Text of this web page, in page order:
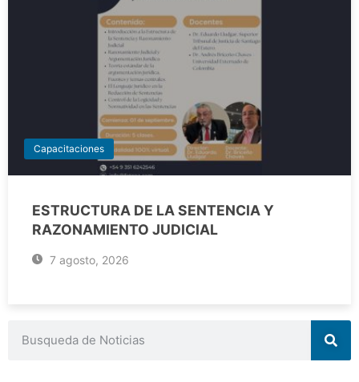
Capacitaciones
ESTRUCTURA DE LA SENTENCIA Y
RAZONAMIENTO JUDICIAL
7 agosto, 2026